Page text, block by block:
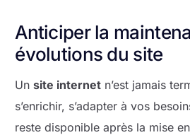
Anticiper la
évolutions du site
Unsite internet n’est jamais
s’enrichir, s’adapter à vos
reste disponible après la mise